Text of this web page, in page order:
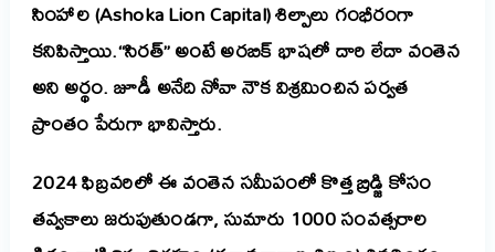
సింహాల (Ashoka Lion Capital) శిల్పాలు గంభీరంగా
కనిపిస్తాయి.“సిరత్” అంటే అరబిక్ భాషలో దారి లేదా వంతెన
అని అర్థం. జూడీ అనేది నోవా నౌక విశ్రమించిన పర్వత
ప్రాంతం పేరుగా భావిస్తారు.
2024 ఫిబ్రవరిలో ఈ వంతెన సమీపంలో కొత్త బ్రిడ్జి కోసం
తవ్వకాలు జరుపుతుండగా, సుమారు 1000 సంవత్సరాల